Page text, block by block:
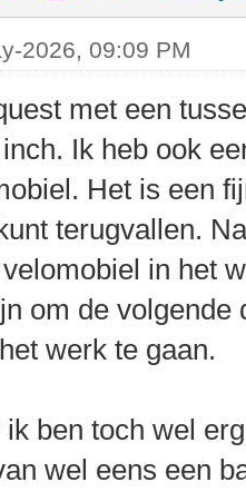
2026, 09:09 PM
met een
Ik heb ook
Het is een
terugvallen.
in het
om de volgende
werk te gaan.
ik ben toch wel
wel eens een